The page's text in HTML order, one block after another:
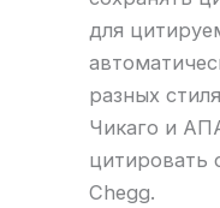
для
разных
Чикаго и
цитировать
Chegg.